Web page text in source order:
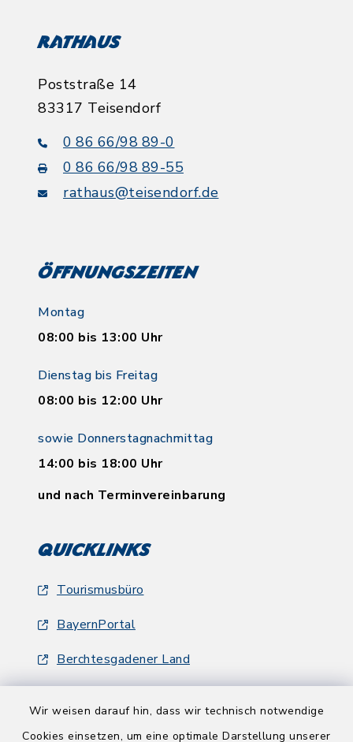
Wir weisen darauf hin, dass wir technisch notwendige
Cookies einsetzen, um eine optimale Darstellung unserer
Rathaus
Poststraße 14
83317 Teisendorf
0 86 66/98 89-0
0 86 66/98 89-55
rathaus@teisendorf.de
Öffnungszeiten
Montag
08:00 bis 13:00 Uhr
Dienstag bis Freitag
08:00 bis 12:00 Uhr
sowie Donnerstagnachmittag
14:00 bis 18:00 Uhr
und nach Terminvereinbarung
Quicklinks
Tourismusbüro
BayernPortal
Berchtesgadener Land